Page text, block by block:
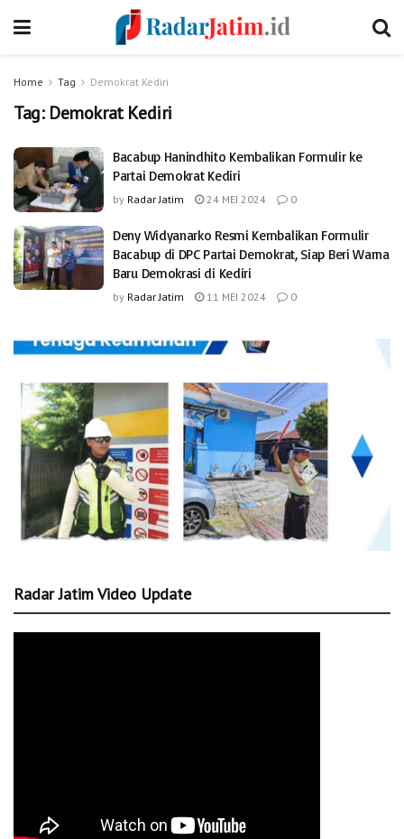
Home Tag Demokrat Kediri
Tag: Demokrat Kediri
Bacabup Hanindhito Kembalikan Formulir ke
Partai Demokrat Kediri
by Radar Jatim 24 MEI 2024 0
Deny Widyanarko Resmi Kembalikan Formulir
Bacabup di DPC Partai Demokrat, Siap Beri Warna
Baru Demokrasi di Kediri
by Radar Jatim 11 MEI 2024 0
Radar Jatim Video Update